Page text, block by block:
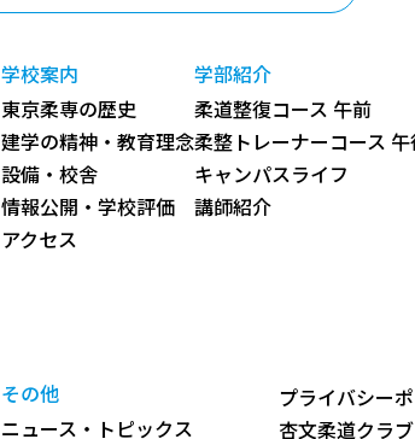
学校案内
東京柔専の歴史
建学の精神・教育理念
設備・校舎
情報公開・学校評価
アクセス
学部紹介
柔道整復コース 午前
柔整トレーナーコース
キャンパスライフ
講師紹介
その他
ニュース・トピックス
プライバシー
杏文柔道クラ